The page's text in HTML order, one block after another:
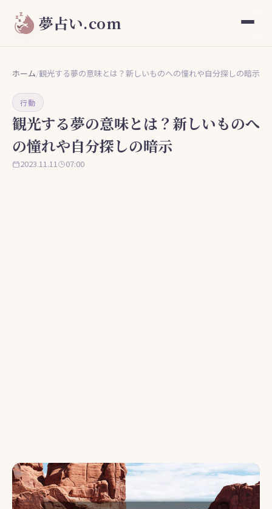
夢占い.com
ホーム/観光する夢の意味とは？新しいものへの憧れや自分探しの暗示
行動
観光する夢の意味とは？新しいものへ
の憧れや自分探しの暗示
2023.11.11 07:00